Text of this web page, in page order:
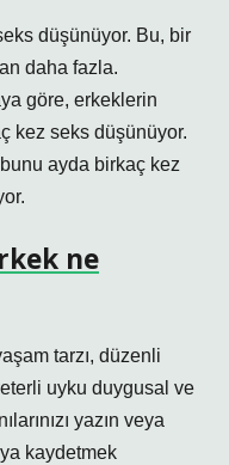
düşünüyor. Bu, bir
daha fazla.
göre, erkeklerin
kez seks düşünüyor.
ayda birkaç kez
ne
tarzı, düzenli
uyku duygusal ve
yazın veya
kaydetmek